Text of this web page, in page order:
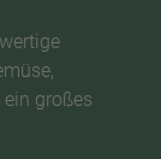
großes